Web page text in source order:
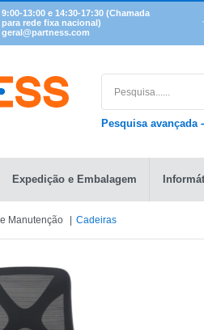
9:00-13:00 e 14:30-17:30 (Chamada
para rede fixa nacional)
geral@partness.com
Pesquisa avançada
Expedição e Embalagem
Manutenção Cadeiras